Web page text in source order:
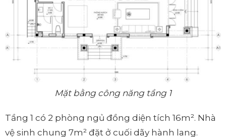
Mặt bằng công năng tầng 1
Tầng 1 có 2 phòng ngủ đồng diện tích 16m². Nhà
vệ sinh chung 7m² đặt ở cuối dãy hành lang.